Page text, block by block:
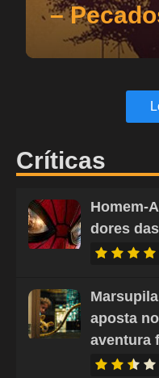
–
Críticas
Homem-
dores
aposta
aventura